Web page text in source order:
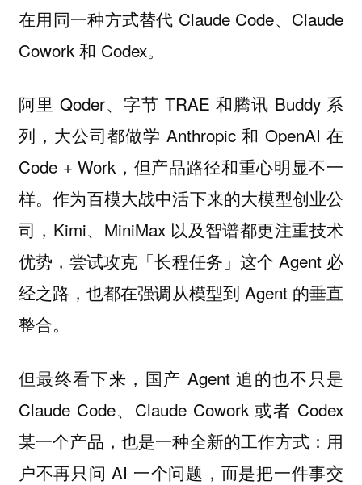
在用同一种方式替代 Claude Code、Claude
Cowork 和 Codex。
阿里 Qoder、字节 TRAE 和腾讯 Buddy 系
列，大公司都做学 Anthropic 和 OpenAI 在
Code + Work，但产品路径和重心明显不一
样。作为百模大战中活下来的大模型创业公
司，Kimi、MiniMax 以及智谱都更注重技术
优势，尝试攻克「长程任务」这个 Agent 必
经之路，也都在强调从模型到 Agent 的垂直
整合。
但最终看下来，国产 Agent 追的也不只是
Claude Code、Claude Cowork 或者 Codex
某一个产品，也是一种全新的工作方式：用
户不再只问 AI 一个问题，而是把一件事交